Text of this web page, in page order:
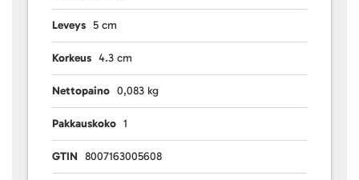
Leveys 5 cm
Korkeus 4.3 cm
Nettopaino 0,083 kg
Pakkauskoko 1
GTIN 8007163005608